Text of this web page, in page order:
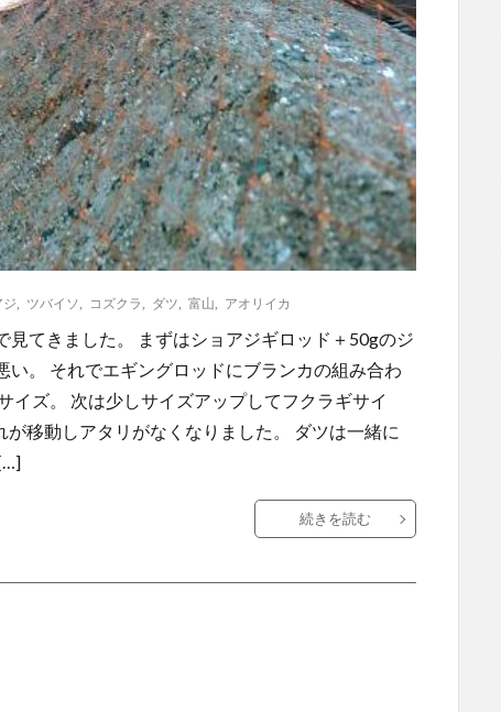
ジ ツバイソ コズクラ ダツ 富山 アオリイカ
てきました。 まずはショアジギロッド＋50gのジ
。 それでエギングロッドにブランカの組み合わ
イズ。 次は少しサイズアップしてフクラギサイ
移動しアタリがなくなりました。 ダツは一緒に
続きを読む